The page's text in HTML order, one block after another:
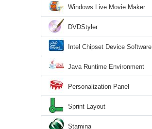
Windows Live Movie Maker
DVDStyler
Intel Chipset Device Software
Java Runtime Environment
Personalization Panel
Sprint Layout
Stamina